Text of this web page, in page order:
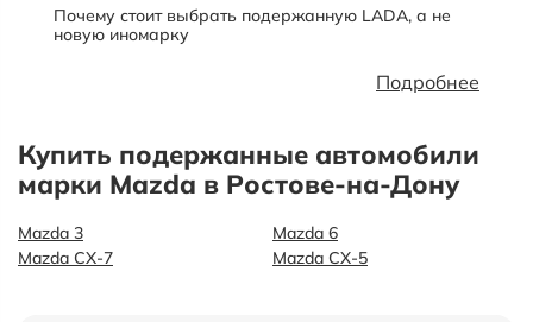
Почему стоит выбрать подержанную LADA, а не
новую иномарку
Подробнее
Купить подержанные автомобили
марки Mazda в Ростове-на-Дону
Mazda 3
Mazda 6
Mazda CX-7
Mazda СХ-5